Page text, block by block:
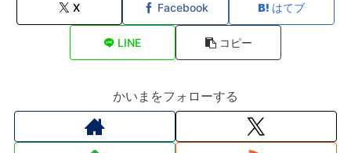
X Facebook はてブ
LINE コピー
かいまをフォローする